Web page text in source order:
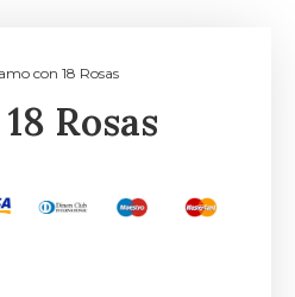
con 18 Rosas
Rosas